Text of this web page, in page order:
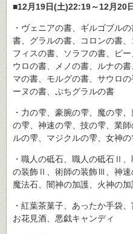
■12月19日(土)22:19～12月20
・ヴェニアの書、ギルゴブル
書、グラルの書、コロンの書
フィスの書、ソラフの書、ピ
ウロの書、メノの書、ルナの
マの書、モルグの書、サウロ
ーヌの書、ぷちグラルの書
・力の雫、豪腕の雫、魔の雫
の雫、神速の雫、技の雫、業
ルの雫、マジクルの雫、女神の
・職人の砥石、職人の砥石Ⅱ
の装飾Ⅱ、術師の装飾Ⅲ、神速
魔法石、闇神の加護、火神の加
・紅葉茶菓子、あったか手袋
お花見酒、悪戯キャンディ